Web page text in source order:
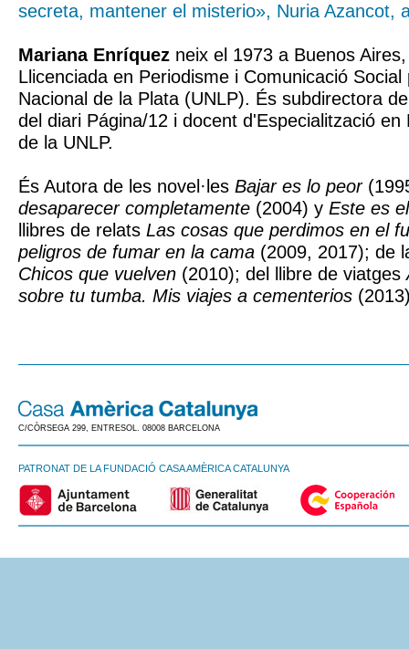
secreta, mantener el misterio», Nuria Azancot,
Mariana Enríquez neix el 1973 a Buenos
Llicenciada en Periodisme i Comunicació
Nacional de la Plata (UNLP). És subdirectora
del diari Página/12 i docent d'Especialització en
de la UNLP.
És Autora de les novel·les Bajar es lo peor
desaparecer completamente (2004) y Este es
llibres de relats Las cosas que perdimos en el
peligros de fumar en la cama (2009, 2017); de
Chicos que vuelven (2010); del llibre de viatges
sobre tu tumba. Mis viajes a cementerios
C/CÒRSEGA 299, ENTRESOL. 08008 BARCELONA
PATRONAT DE LA FUNDACIÓ CASA AMÈRICA CATALUNYA